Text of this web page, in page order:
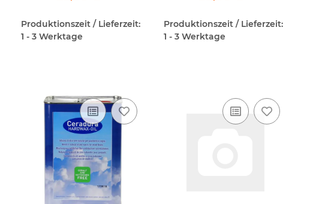
Produktionszeit / Lieferzeit:
1 - 3 Werktage
Produktionszeit / Lieferzeit:
1 - 3 Werktage